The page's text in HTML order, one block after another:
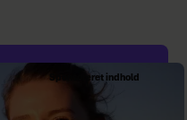
Sponsoreret indhold